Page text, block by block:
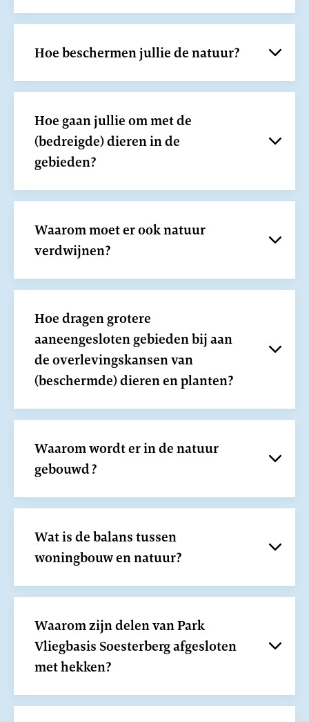
Hoe beschermen jullie de natuur?
Hoe gaan jullie om met de
(bedreigde) dieren in de
gebieden?
Waarom moet er ook natuur
verdwijnen?
Hoe dragen grotere
aaneengesloten gebieden bij aan
de overlevingskansen van
(beschermde) dieren en planten?
Waarom wordt er in de natuur
gebouwd?
Wat is de balans tussen
woningbouw en natuur?
Waarom zijn delen van Park
Vliegbasis Soesterberg afgesloten
met hekken?